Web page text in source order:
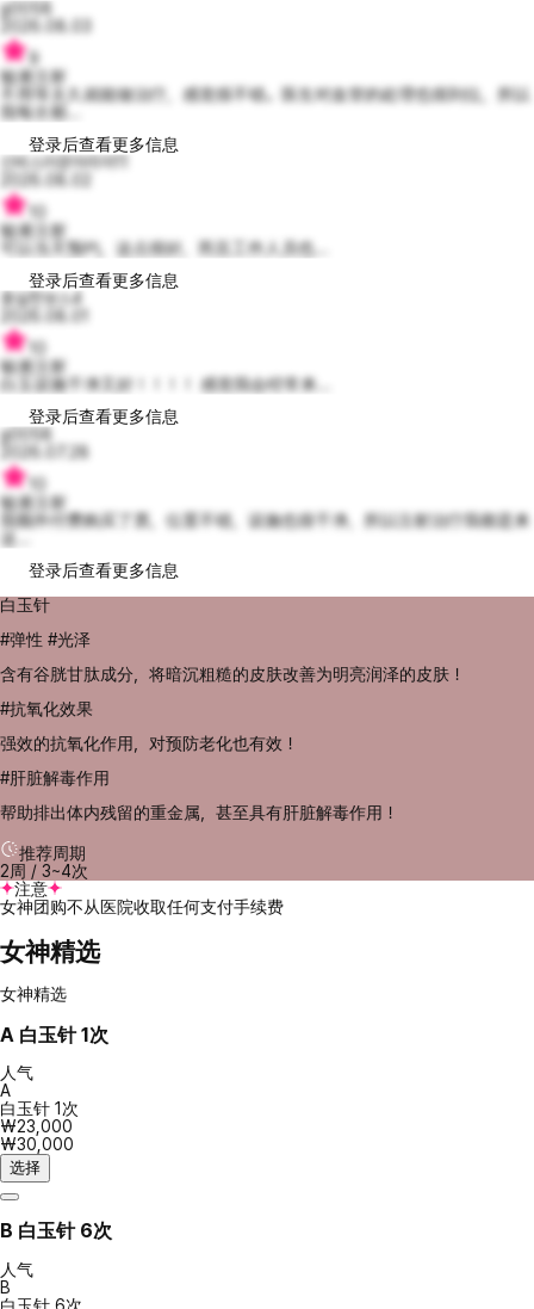
g0058
2026.08.03
9
输液注射
不用等太久就能做治疗，感觉很不错。医生对血管的处理也很到位，所以
我每次都...
登录后查看更多信息
신비스러운아리아11
2026.08.02
输液注射
可以当天预约，这点很好，而且工作人员也...
登录后查看更多信息
충실한보스4
2026.08.01
输液注射
白玉设施干净又好！！！！ 感觉我会经常来...
登录后查看更多信息
g0058
2026.07.28
输液注射
我额外付费购买了票，位置不错，设施也很干净，所以注射治疗我都是来
这...
登录后查看更多信息
白玉针
#弹性 #光泽
含有谷胱甘肽成分，将暗沉粗糙的皮肤改善为明亮润泽的皮肤！
#抗氧化效果
强效的抗氧化作用，对预防老化也有效！
#肝脏解毒作用
帮助排出体内残留的重金属，甚至具有肝脏解毒作用！
推荐周期
2周 / 3~4次
注意
女神团购不从医院收取任何支付手续费
女神精选
女神精选
A 白玉针 1次
人气
A
白玉针 1次
₩23,000
₩30,000
选择
B 白玉针 6次
人气
B
白玉针 6次